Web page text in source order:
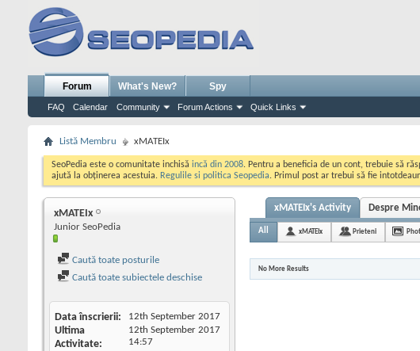
Forum
FAQ Calendar Community Forum Actions Quick Links
What's New? Spy
Listă Membru xMATEIx
SeoPedia este o comunitate inchisă incă din 2008. Pentru a beneficia de un cont, trebuie să
ajută la obținerea acestuia. Regulile si politica Seopedia. Primul post ar trebui să fie
xMATEIx
Junior SeoPedia
Caută toate posturile
Caută toate subiectele deschise
Data înscrierii 12th September 2017
Ultima
Activitate
12th September 2017
14:57
xMATEIx's Activity Despre
All xMATEIx Prieteni
No More Results